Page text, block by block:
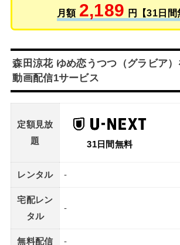
月額 2,189 円【31日間
森田涼花 ゆめ恋うつつ（グラビア
動画配信1サービス
定額見放
題
31日間無料
レンタル -
宅配レン
タル
-
無料配信 -